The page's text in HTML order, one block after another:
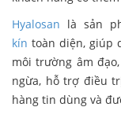
Hyalosan là sản
kín toàn diện, giúp
môi trường âm
ngừa, hỗ trợ điều
hàng tin dùng và